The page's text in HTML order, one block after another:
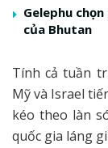
Gelephu
của Bhutan
Tính cả tuần
Mỹ và Israel
kéo theo làn
quốc gia láng